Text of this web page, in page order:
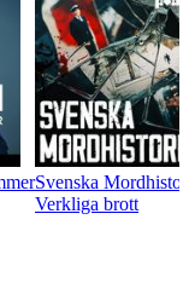
Svenska
Verkliga brott